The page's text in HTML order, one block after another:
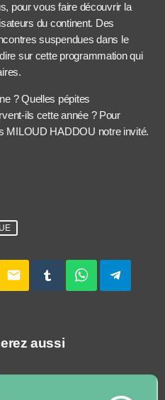
pour vous faire découvrir la
du continent. Des
suspendues dans le
sur cette programmation qui
? Quelles pépites
ils cette année ? Pour
MILOUD HADDOU notre invité.
email
aussi